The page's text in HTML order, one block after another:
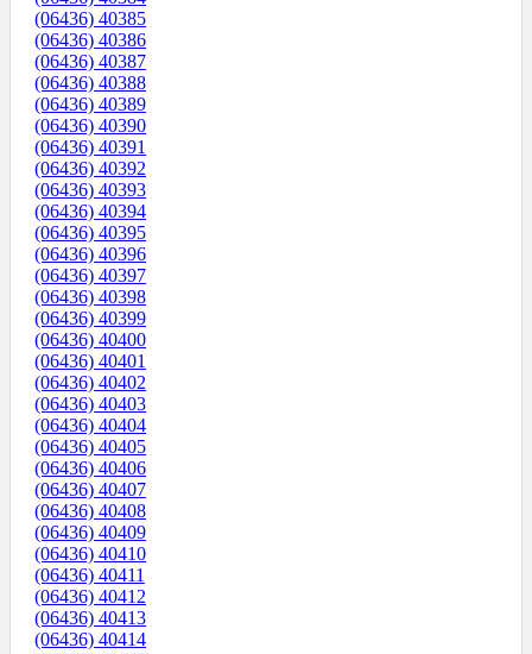
(06436) 40385
(06436) 40386
(06436) 40387
(06436) 40388
(06436) 40389
(06436) 40390
(06436) 40391
(06436) 40392
(06436) 40393
(06436) 40394
(06436) 40395
(06436) 40396
(06436) 40397
(06436) 40398
(06436) 40399
(06436) 40400
(06436) 40401
(06436) 40402
(06436) 40403
(06436) 40404
(06436) 40405
(06436) 40406
(06436) 40407
(06436) 40408
(06436) 40409
(06436) 40410
(06436) 40411
(06436) 40412
(06436) 40413
(06436) 40414